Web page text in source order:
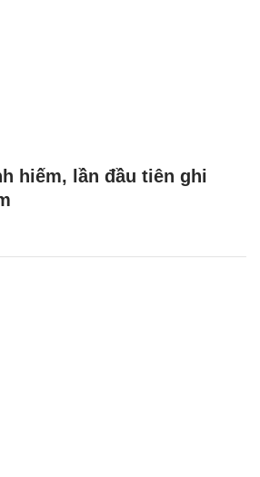
hiếm, lần đầu tiên ghi